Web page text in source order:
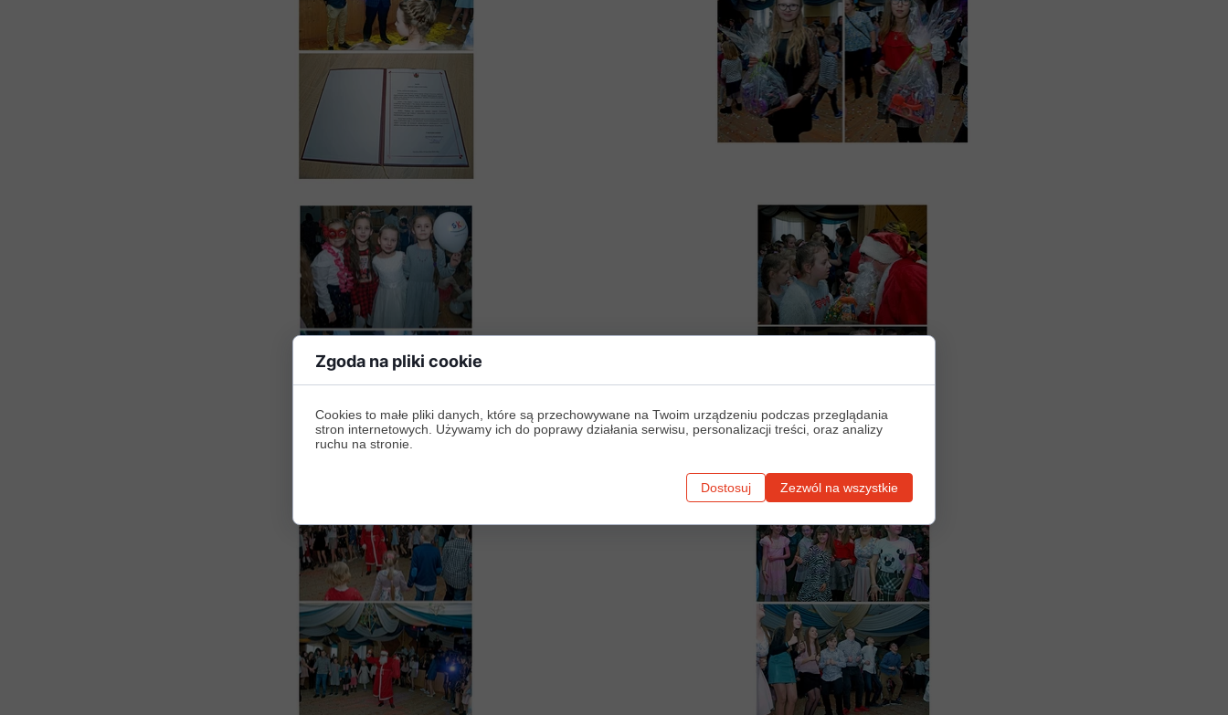
Zgoda na pliki cookie
Cookies to małe pliki danych, które są przechowywane na Twoim urządzeniu podczas przeglądania
stron internetowych. Używamy ich do poprawy działania serwisu, personalizacji treści, oraz analizy
ruchu na stronie.
Dostosuj Zezwól na wszystkie